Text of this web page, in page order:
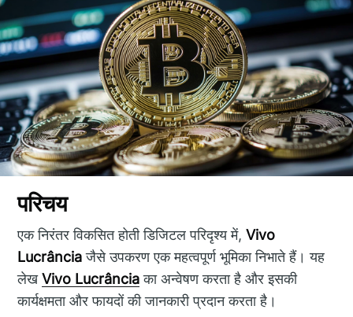
परिचय
एक निरंतर विकसित होती डिजिटल परिदृश्य में,Vivo
Lucrânciaजैसे उपकरण एक महत्वपूर्ण भूमिका निभाते हैं। यह
लेखVivo Lucrânciaका अन्वेषण करता है और इसकी
कार्यक्षमता और फायदों की जानकारी प्रदान करता है।